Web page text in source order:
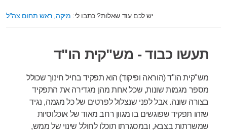
יש לכם עוד שאלות? כתבו לי: מיקה, ראש תחום צה"ל
תעשו כבוד - מש"קית הו"ד
מש"קית הו"ד (הוראה ופיקוד) הוא תפקיד בחיל חינוך שכולל
מספר מגמות שונות, שכל אחת מהן מגדירה את התפקיד
בצורה שונה. אבל לפני שנצלול לפרטים של כל מגמה, נגיד
שזהו תפקיד שפוגשים בו מגוון רחב מאוד של אוכלוסיות
שמשרתות בצבא, ובמסגרתו תוכלו לחולל שינוי של ממש,